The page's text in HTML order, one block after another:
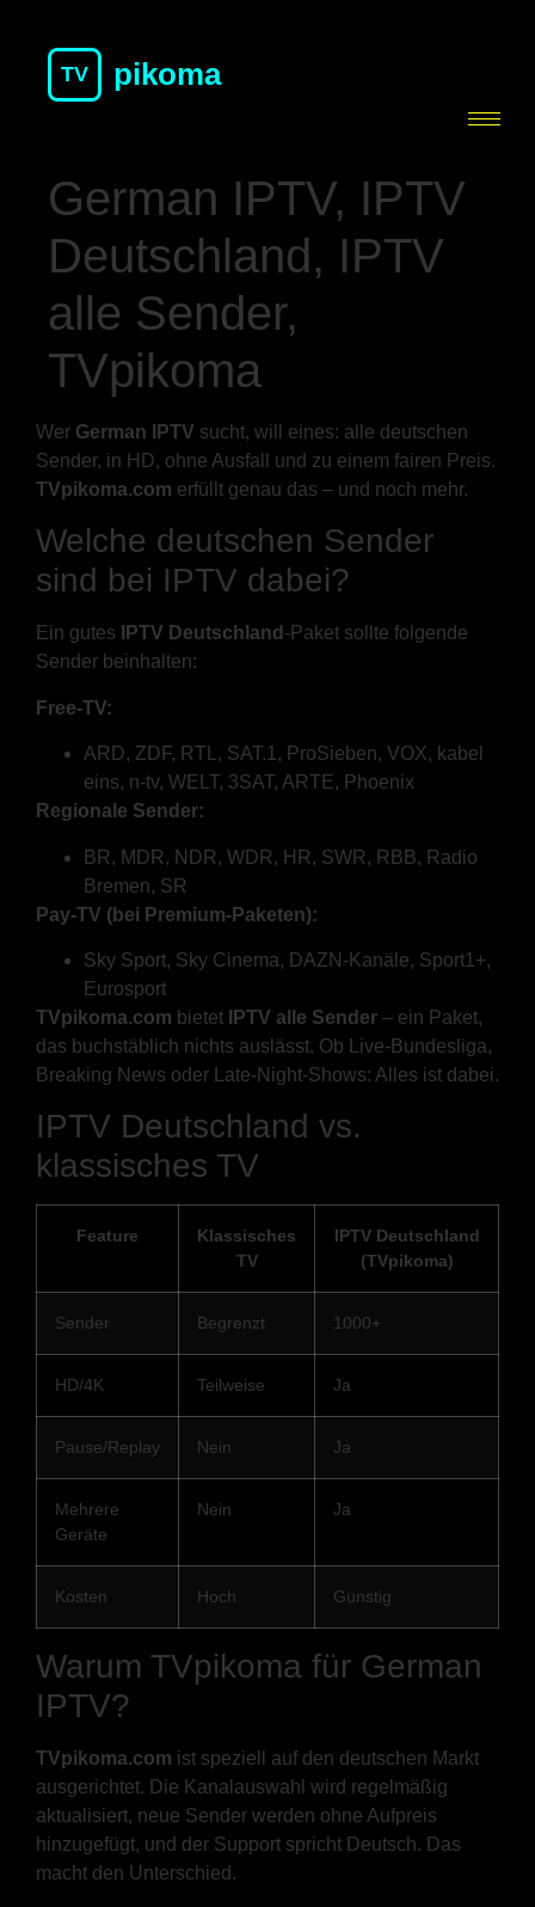
TV pikoma
German IPTV, IPTV
Deutschland, IPTV
alle Sender,
TVpikoma
Wer German IPTV sucht, will eines: alle deutschen
Sender, in HD, ohne Ausfall und zu einem fairen Preis.
TVpikoma.com erfüllt genau das – und noch mehr.
Welche deutschen Sender
sind bei IPTV dabei?
Ein gutes IPTV Deutschland -Paket sollte folgende
Sender beinhalten:
Free-TV:
ARD, ZDF, RTL, SAT.1, ProSieben, VOX, kabel
eins, n-tv, WELT, 3SAT, ARTE, Phoenix
Regionale Sender:
BR, MDR, NDR, WDR, HR, SWR, RBB, Radio
Bremen, SR
Pay-TV (bei Premium-Paketen):
Sky Sport, Sky Cinema, DAZN-Kanäle, Sport1+,
Eurosport
TVpikoma.com bietet IPTV alle Sender – ein Paket,
das buchstäblich nichts auslässt. Ob Live-Bundesliga,
Breaking News oder Late-Night-Shows: Alles ist dabei.
IPTV Deutschland vs.
klassisches TV
Feature
Klassisches
TV
IPTV Deutschland
(TVpikoma)
Sender Begrenzt 1000+
HD/4K Teilweise Ja
Pause/Replay Nein Ja
Mehrere
Geräte
Nein Ja
Kosten Hoch Günstig
Warum TVpikoma für German
IPTV?
TVpikoma.com ist speziell auf den deutschen Markt
ausgerichtet. Die Kanalauswahl wird regelmäßig
aktualisiert, neue Sender werden ohne Aufpreis
hinzugefügt, und der Support spricht Deutsch. Das
macht den Unterschied.